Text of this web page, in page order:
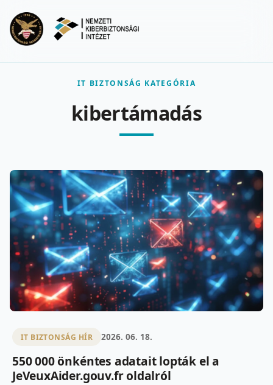
IT BIZTONSÁG KATEGÓRIA
kibertámadás
IT BIZTONSÁG HÍR 2026. 06. 18.
550 000 önkéntes adatait lopták el a
JeVeuxAider.gouv.fr oldalról